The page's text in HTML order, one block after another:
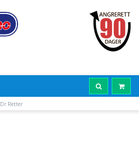
Dr Retter